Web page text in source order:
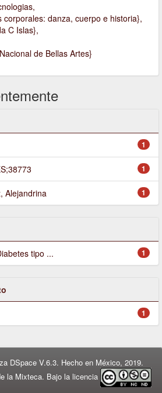
danza, cuerpo e historia},
C Islas},
de Bellas Artes}
1
1
1
Alejandrina
1
tipo ...
1
DSpace V.6.3. Hecho en México, 2019.
la Mixteca. Bajo la licencia